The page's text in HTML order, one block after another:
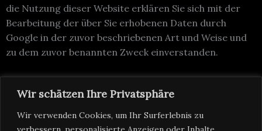
Wir schätzen Ihre Privatsphäre
Wir verwenden Cookies, um Ihr Surferlebnis zu
die Nutzung dieser Website erklären Sie sich mit der
Bearbeitung der über Sie erhobenen Daten durch
Google in der zuvor beschriebenen Art und Weise und
zu dem zuvor benannten Zweck einverstanden.
Frankfurt am Main © 2026
info@schnittbude.net